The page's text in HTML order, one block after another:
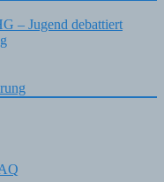
– Jugend debattiert